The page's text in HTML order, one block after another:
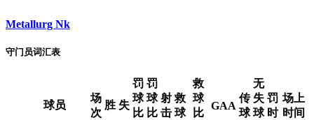
Metallurg Nk
守门员词汇表
球员
场
次
胜 失
罚
球
比
罚
球
比
射
击
救
球
救
球
比
GAA
传
球
无
失
球
罚
时
场上
时间